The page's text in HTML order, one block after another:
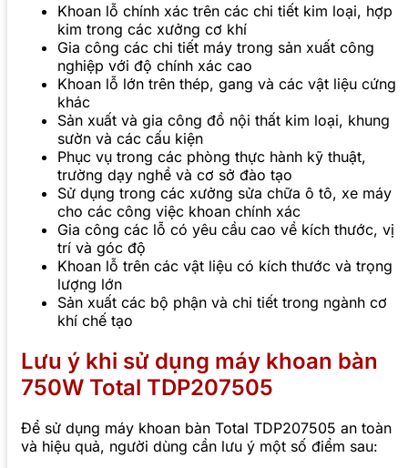
Khoan lỗ chính xác trên các chi tiết kim loại, hợp
kim trong các xưởng cơ khí
Gia công các chi tiết máy trong sản xuất công
nghiệp với độ chính xác cao
Khoan lỗ lớn trên thép, gang và các vật liệu cứng
khác
Sản xuất và gia công đồ nội thất kim loại, khung
sườn và các cấu kiện
Phục vụ trong các phòng thực hành kỹ thuật,
trường dạy nghề và cơ sở đào tạo
Sử dụng trong các xưởng sửa chữa ô tô, xe máy
cho các công việc khoan chính xác
Gia công các lỗ có yêu cầu cao về kích thước, vị
trí và góc độ
Khoan lỗ trên các vật liệu có kích thước và trọng
lượng lớn
Sản xuất các bộ phận và chi tiết trong ngành cơ
khí chế tạo
Lưu ý khi sử dụng máy khoan bàn
750W Total TDP207505
Để sử dụng máy khoan bàn Total TDP207505 an toàn
và hiệu quả, người dùng cần lưu ý một số điểm sau: